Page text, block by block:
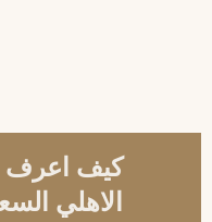
كيف اعرف
الاهلي